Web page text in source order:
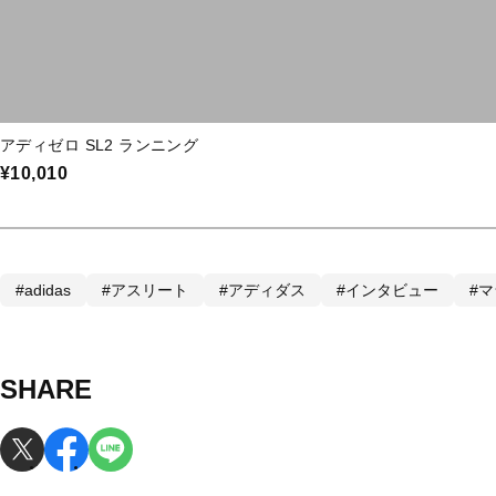
アディゼロ SL2 ランニング
¥10,010
#adidas #アスリート #アディダス #インタビュー #
SHARE